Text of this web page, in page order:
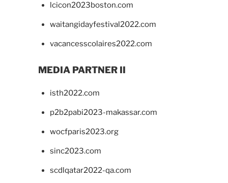
lcicon2023boston.com
waitangidayfestival2022.com
vacancesscolaires2022.com
MEDIA PARTNER II
isth2022.com
p2b2pabi2023-makassar.com
wocfparis2023.org
sinc2023.com
scdlqatar2022-qa.com